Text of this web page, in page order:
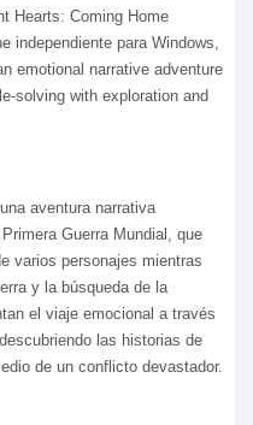
Hearts: Coming Home
independiente para Windows,
emotional narrative adventure
solving with exploration and
aventura narrativa
Guerra Mundial, que
varios personajes mientras
y la búsqueda de la
el viaje emocional a través
las historias de
de un conflicto devastador.